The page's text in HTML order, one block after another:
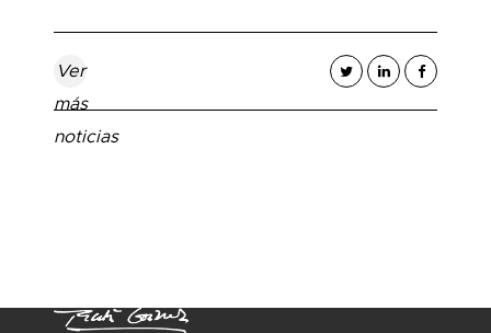
Ver
más
noticias